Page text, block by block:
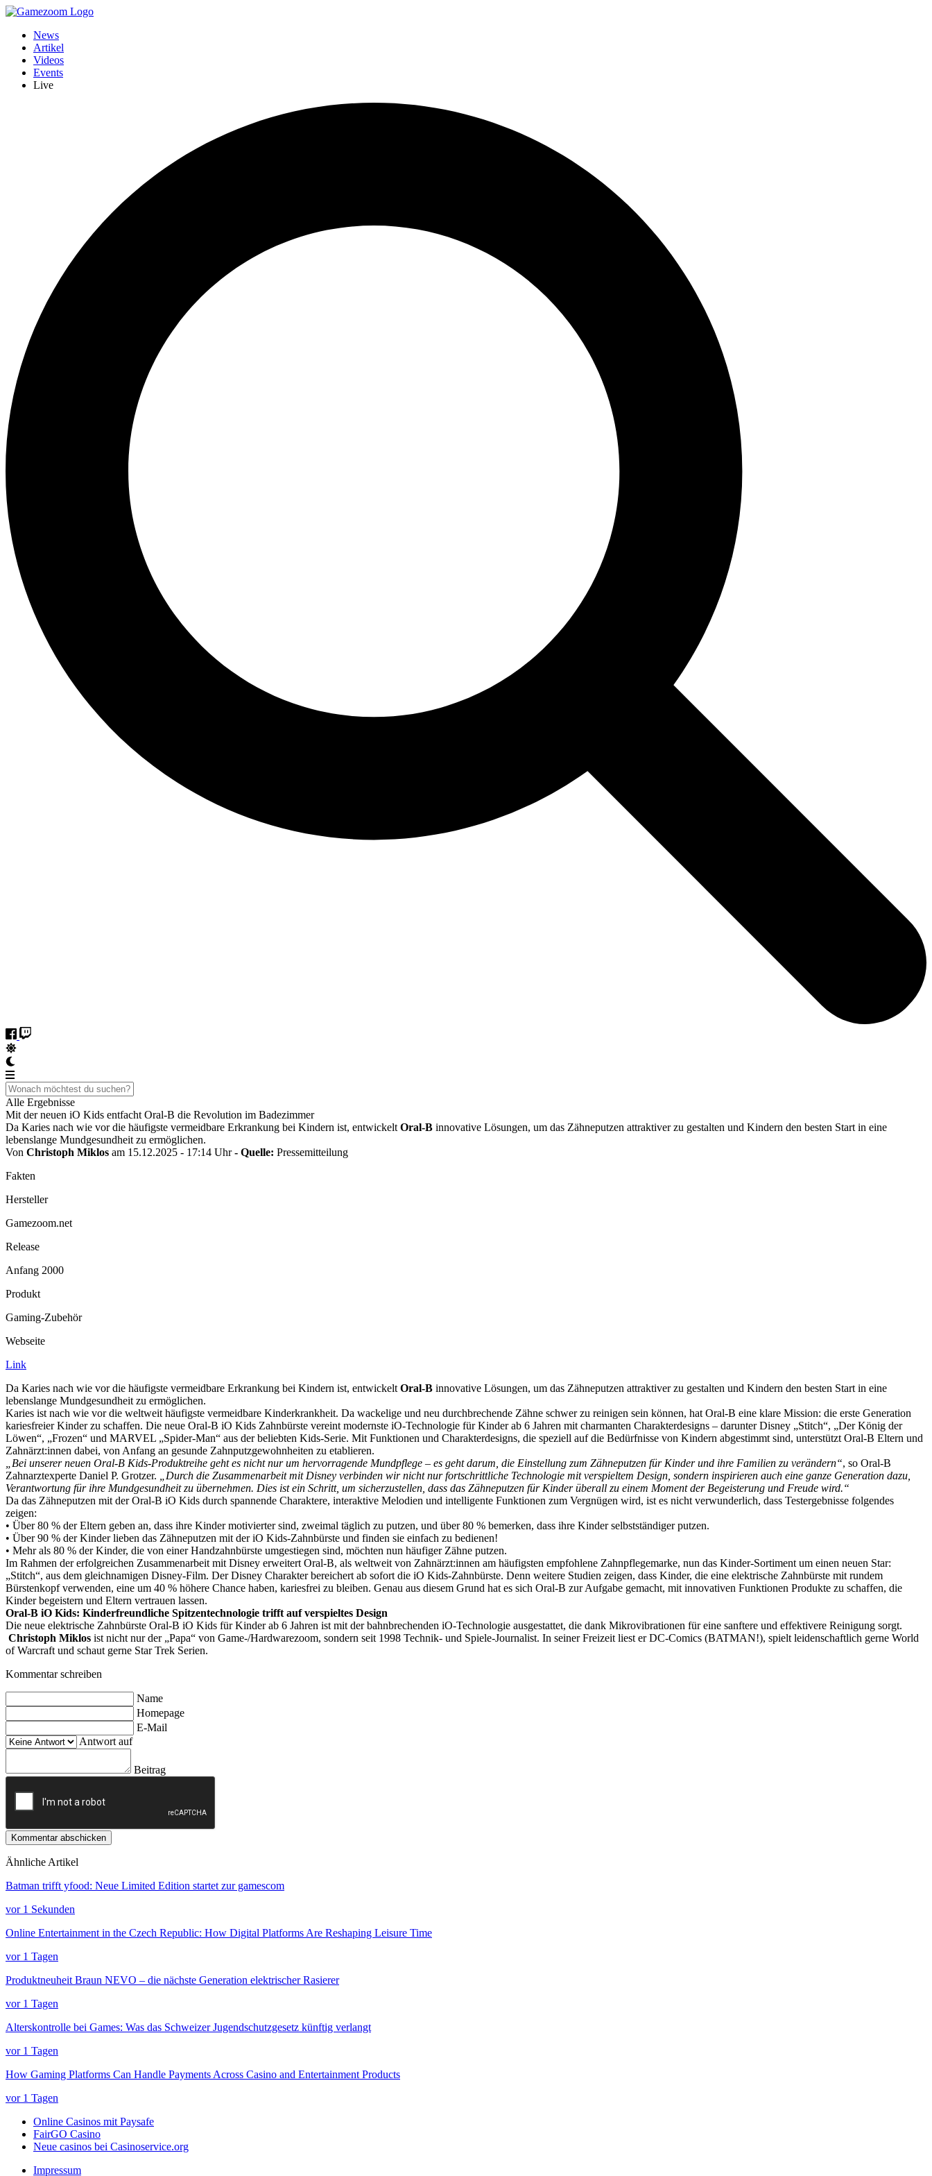
News
Artikel
Videos
Events
Live
Alle Ergebnisse
Mit der neuen iO Kids entfacht Oral-B die Revolution im Badezimmer
Da Karies nach wie vor die häufigste vermeidbare Erkrankung bei Kindern ist, entwickelt Oral-B innovative Lösungen, um das Zähneputzen attraktiver zu gestalten und Kindern den besten Start in eine
lebenslange Mundgesundheit zu ermöglichen.
Von Christoph Miklos am 15.12.2025 - 17:14 Uhr- Quelle: Pressemitteilung
Fakten
Hersteller
Gamezoom.net
Release
Anfang 2000
Produkt
Gaming-Zubehör
Webseite
Link
Da Karies nach wie vor die häufigste vermeidbare Erkrankung bei Kindern ist, entwickelt Oral-B innovative Lösungen, um das Zähneputzen attraktiver zu gestalten und Kindern den besten Start in eine
lebenslange Mundgesundheit zu ermöglichen.
Karies ist nach wie vor die weltweit häufigste vermeidbare Kinderkrankheit. Da wackelige und neu durchbrechende Zähne schwer zu reinigen sein können, hat Oral-B eine klare Mission: die erste Generation
kariesfreier Kinder zu schaffen. Die neue Oral-B iO Kids Zahnbürste vereint modernste iO-Technologie für Kinder ab 6 Jahren mit charmanten Charakterdesigns – darunter Disney „Stitch“, „Der König der
Löwen“, „Frozen“ und MARVEL „Spider-Man“ aus der beliebten Kids-Serie. Mit Funktionen und Charakterdesigns, die speziell auf die Bedürfnisse von Kindern abgestimmt sind, unterstützt Oral-B Eltern und
Zahnärzt:innen dabei, von Anfang an gesunde Zahnputzgewohnheiten zu etablieren.
„Bei unserer neuen Oral-B Kids-Produktreihe geht es nicht nur um hervorragende Mundpflege – es geht darum, die Einstellung zum Zähneputzen für Kinder und ihre Familien zu verändern“, so Oral-B
Zahnarztexperte Daniel P. Grotzer.
„Durch die Zusammenarbeit mit Disney verbinden wir nicht nur fortschrittliche Technologie mit verspieltem Design, sondern inspirieren auch eine ganze Generation dazu,
Verantwortung für ihre Mundgesundheit zu übernehmen. Dies ist ein Schritt, um sicherzustellen, dass das Zähneputzen für Kinder überall zu einem Moment der Begeisterung und Freude wird.“
Da das Zähneputzen mit der Oral-B iO Kids durch spannende Charaktere, interaktive Melodien und intelligente Funktionen zum Vergnügen wird, ist es nicht verwunderlich, dass Testergebnisse folgendes
zeigen:
• Über 80 % der Eltern geben an, dass ihre Kinder motivierter sind, zweimal täglich zu putzen, und über 80 % bemerken, dass ihre Kinder selbstständiger putzen.
• Über 90 % der Kinder lieben das Zähneputzen mit der iO Kids-Zahnbürste und finden sie einfach zu bedienen!
• Mehr als 80 % der Kinder, die von einer Handzahnbürste umgestiegen sind, möchten nun häufiger Zähne putzen.
Im Rahmen der erfolgreichen Zusammenarbeit mit Disney erweitert Oral-B, als weltweit von Zahnärzt:innen am häufigsten empfohlene Zahnpflegemarke, nun das Kinder-Sortiment um einen neuen Star:
„Stitch“, aus dem gleichnamigen Disney-Film. Der Disney Charakter bereichert ab sofort die iO Kids-Zahnbürste. Denn weitere Studien zeigen, dass Kinder, die eine elektrische Zahnbürste mit rundem
Bürstenkopf verwenden, eine um 40 % höhere Chance haben, kariesfrei zu bleiben. Genau aus diesem Grund hat es sich Oral-B zur Aufgabe gemacht, mit innovativen Funktionen Produkte zu schaffen, die
Kinder begeistern und Eltern vertrauen lassen.
Oral-B iO Kids: Kinderfreundliche Spitzentechnologie trifft auf verspieltes Design
Die neue elektrische Zahnbürste Oral-B iO Kids für Kinder ab 6 Jahren ist mit der bahnbrechenden iO-Technologie ausgestattet, die dank Mikrovibrationen für eine sanftere und effektivere Reinigung sorgt.
Christoph Miklos ist nicht nur der „Papa“ von Game-/Hardwarezoom, sondern seit 1998 Technik- und Spiele-Journalist. In seiner Freizeit liest er DC-Comics (BATMAN!), spielt leidenschaftlich gerne World
of Warcraft und schaut gerne Star Trek Serien.
Kommentar schreiben
Name
Homepage
E-Mail
Antwort auf
Beitrag
Kommentar abschicken
Ähnliche Artikel
Batman trifft yfood: Neue Limited Edition startet zur gamescom
vor 1 Sekunden
Online Entertainment in the Czech Republic: How Digital Platforms Are Reshaping Leisure Time
vor 1 Tagen
Produktneuheit Braun NEVO – die nächste Generation elektrischer Rasierer
vor 1 Tagen
Alterskontrolle bei Games: Was das Schweizer Jugendschutzgesetz künftig verlangt
vor 1 Tagen
How Gaming Platforms Can Handle Payments Across Casino and Entertainment Products
vor 1 Tagen
Online Casinos mit Paysafe
FairGO Casino
Neue casinos bei Casinoservice.org
Impressum